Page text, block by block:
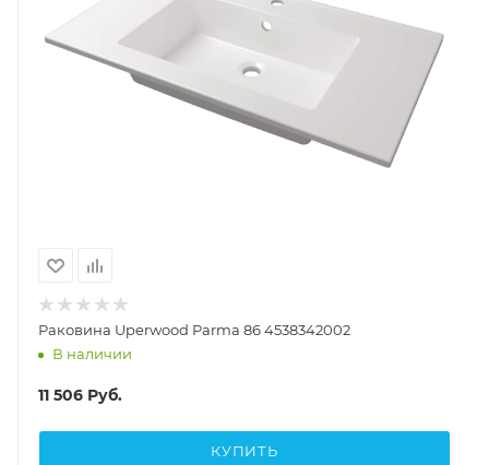
Раковина Uperwood Parma 86 4538342002
В наличии
11 506 Руб.
КУПИТЬ